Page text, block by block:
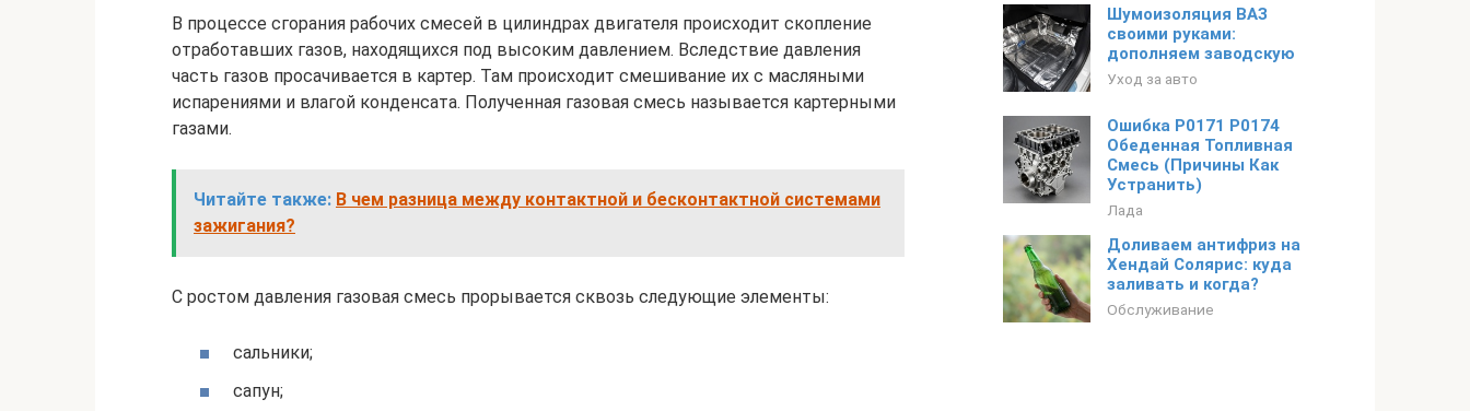
В процессе сгорания рабочих смесей в цилиндрах двигателя происходит скопление
отработавших газов, находящихся под высоким давлением. Вследствие давления
часть газов просачивается в картер. Там происходит смешивание их с масляными
испарениями и влагой конденсата. Полученная газовая смесь называется картерными
газами.
Читайте также: В чем разница между контактной и бесконтактной системами
зажигания?
С ростом давления газовая смесь прорывается сквозь следующие элементы:
сальники;
сапун;
Шумоизоляция ВАЗ
своими руками:
дополняем заводскую
Уход за авто
Ошибка P0171 P0174
Обеденная Топливная
Смесь (Причины Как
Устранить)
Лада
Доливаем антифриз на
Хендай Солярис: куда
заливать и когда?
Обслуживание